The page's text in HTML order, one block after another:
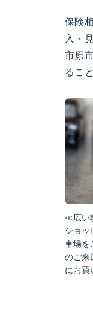
保険
入・
市原
るこ
≪広い
ショッ
車場を
のご来
にお買